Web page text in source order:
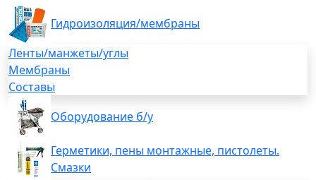
Гидроизоляция/мембраны
Ленты/манжеты/углы
Мембраны
Составы
Оборудование б/у
Герметики, пены монтажные, пистолеты.
Смазки